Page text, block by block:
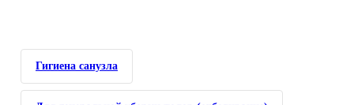
Гигиена санузла